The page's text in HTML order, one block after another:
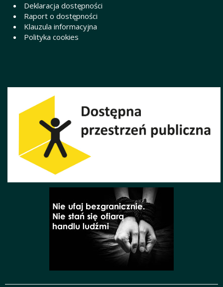
Deklaracja dostępności
Raport o dostępności
Klauzula informacyjna
Polityka cookies